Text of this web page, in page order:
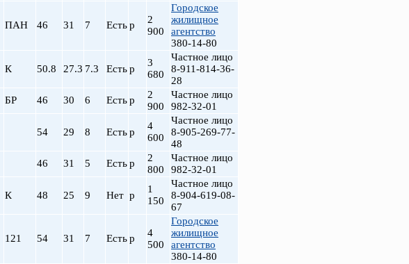
ПАН 46 31 7 Естьр
2
900
Городское
жилищное
агентство
380-14-80
К 50.8 27.3 7.3 Естьр
3
680
Частное лицо
8-911-814-36-
28
БР 46 30 6 Естьр
2
900
Частное лицо
982-32-01
54 29 8 Естьр
4
600
Частное лицо
8-905-269-77-
48
46 31 5 Естьр
2
800
Частное лицо
982-32-01
К 48 25 9 Нет р
1
150
Частное лицо
8-904-619-08-
67
121 54 31 7 Естьр
4
500
Городское
жилищное
агентство
380-14-80